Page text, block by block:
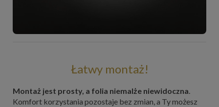
Łatwy montaż!
Montaż jest prosty, a folia niemalże niewidoczna.
Komfort korzystania pozostaje bez zmian, a Ty możesz